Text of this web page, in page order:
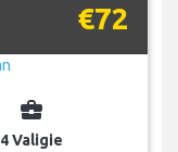
€72
business_center
4 Valigie